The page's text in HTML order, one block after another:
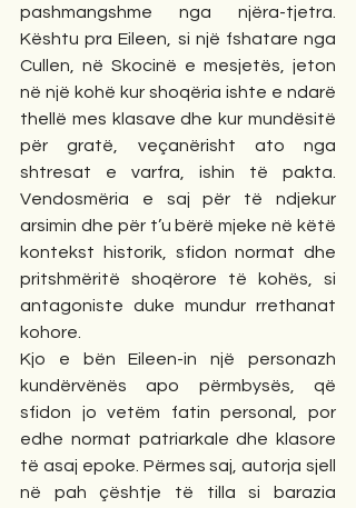
pashmangshme nga njëra-tjetra.
Kështu pra Eileen, si një fshatare nga
Cullen, në Skocinë e mesjetës, jeton
në një kohë kur shoqëria ishte e ndarë
thellë mes klasave dhe kur mundësitë
për gratë, veçanërisht ato nga
shtresat e varfra, ishin të pakta.
Vendosmëria e saj për të ndjekur
arsimin dhe për t’u bërë mjeke në këtë
kontekst historik, sfidon normat dhe
pritshmëritë shoqërore të kohës, si
antagoniste duke mundur rrethanat
kohore.
Kjo e bën Eileen-in një personazh
kundërvënës apo përmbysës, që
sfidon jo vetëm fatin personal, por
edhe normat patriarkale dhe klasore
të asaj epoke. Përmes saj, autorja sjell
në pah çështje të tilla si barazia